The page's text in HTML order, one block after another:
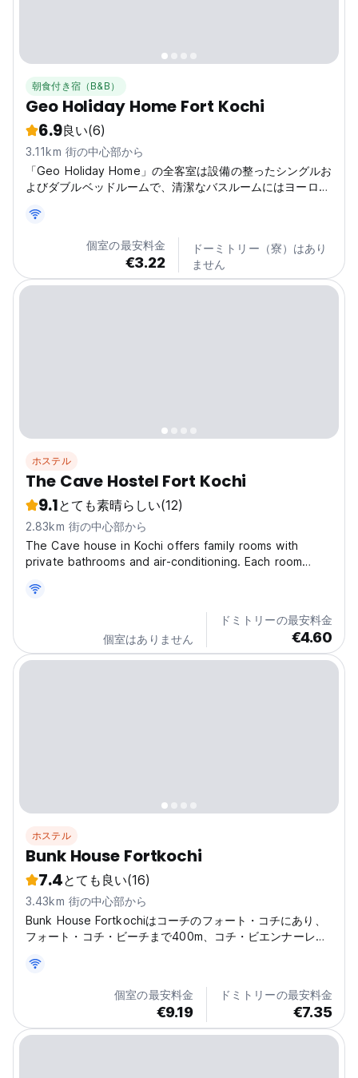
朝食付き宿（B&B）
Geo Holiday Home Fort Kochi
6.9良い(6)
3.11km 街の中心部から
「Geo Holiday Home」の全客室は設備の整ったシングルお
よびダブルベッドルームで、清潔なバスルームにはヨーロピ
個室の最安料金
€3.22
ドーミトリー（寮）はあり
ません
ホステル
The Cave Hostel Fort Kochi
9.1とても素晴らしい(12)
2.83km 街の中心部から
The Cave house in Kochi offers family rooms with
private bathrooms and air-conditioning. Each room
Exceptional Facilities: Guests enjoy free bicycles, a
garden, and a terrace. Additional amenities include a
個室はありません
ドミトリーの最安料金
€4.60
ホステル
Bunk House Fortkochi
7.4とても良い(16)
3.43km 街の中心部から
Bunk House Fortkochiはコーチのフォート・コチにあり、
フォート・コチ・ビーチまで400m、コチ・ビエンナーレま
個室の最安料金
€9.19
ドミトリーの最安料金
€7.35